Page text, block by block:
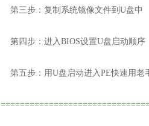
第三步：复制系统镜像文件到U盘中
第四步：进入BIOS设置U盘启动顺序
第五步：用U盘启动进入PE快速用老